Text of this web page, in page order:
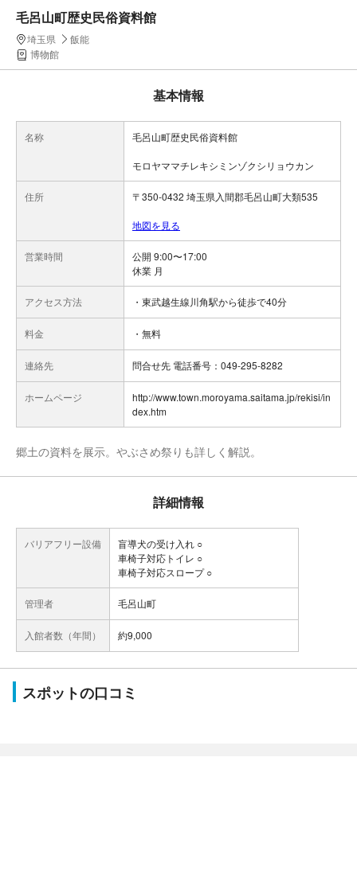
毛呂山町歴史民俗資料館
埼玉県
飯能
博物館
基本情報
名称 毛呂山町歴史民俗資料館
モロヤママチレキシミンゾクシリョウカン
住所 〒350-0432 埼玉県入間郡毛呂山町大類535
地図を見る
営業時間
公開 9:00〜17:00
休業 月
アクセス方法 ・東武越生線川角駅から徒歩で40分
料金 ・無料
連絡先 問合せ先 電話番号：049-295-8282
ホームページ
http://www.town.moroyama.saitama.jp/rekisi/in
dex.htm
郷土の資料を展示。やぶさめ祭りも詳しく解説。
詳細情報
バリアフリー設備
盲導犬の受け入れ ○
車椅子対応トイレ ○
車椅子対応スロープ ○
管理者 毛呂山町
入館者数（年間） 約9,000
スポットの口コミ